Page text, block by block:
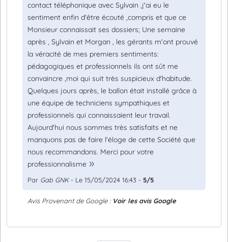
contact téléphonique avec Sylvain ,j'ai eu le
sentiment enfin d'être écouté ,compris et que ce
Monsieur connaissait ses dossiers; Une semaine
après , Sylvain et Morgan , les gérants m'ont prouvé
la véracité de mes premiers sentiments:
pédagogiques et professionnels ils ont sût me
convaincre ,moi qui suit très suspicieux d'habitude.
Quelques jours après, le ballon était installé grâce à
une équipe de techniciens sympathiques et
professionnels qui connaissaient leur travail.
Aujourd'hui nous sommes très satisfaits et ne
manquons pas de faire l'éloge de cette Société que
nous recommandons. Merci pour votre
professionnalisme
Par Gab GNK- Le 15/05/2024 16:43 - 5/5
Avis Provenant de Google : Voir les avis Google